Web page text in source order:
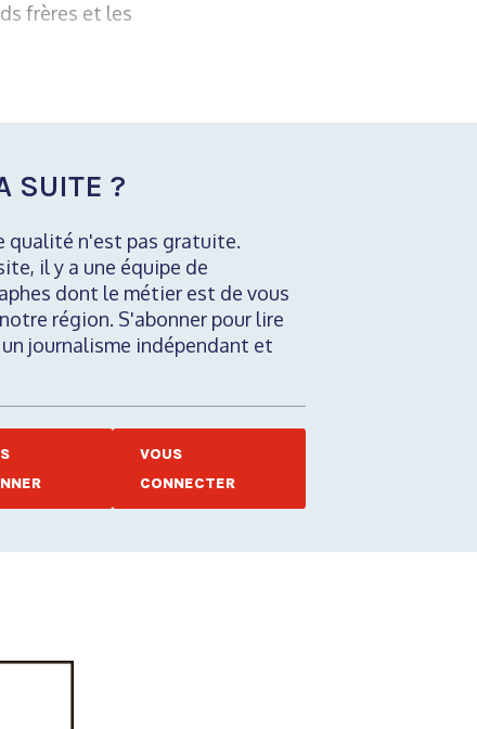
frères et les
SUITE ?
qualité n'est pas gratuite.
il y a une équipe de
dont le métier est de vous
région. S'abonner pour lire
journalisme indépendant et
VOUS
CONNECTER